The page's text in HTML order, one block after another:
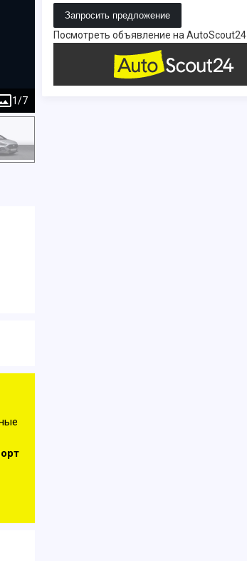
1/7
Запросить предложение
Посмотреть объявление на AutoScout24